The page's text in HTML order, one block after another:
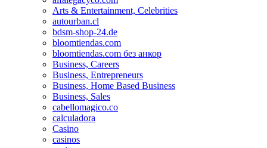
Arts & Entertainment, Celebrities
autourban.cl
bdsm-shop-24.de
bloomtiendas.com
bloomtiendas.com без анкор
Business, Careers
Business, Entrepreneurs
Business, Home Based Business
Business, Sales
cabellomagico.co
calculadora
Casino
casinos